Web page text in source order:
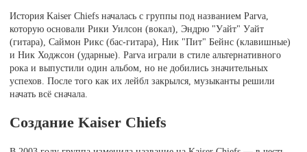
История Kaiser Chiefs началась с группы под названием Parva,
которую основали Рики Уилсон (вокал), Эндрю "Уайт" Уайт
(гитара), Саймон Рикс (бас-гитара), Ник "Пит" Бейнс (клавишные)
и Ник Ходжсон (ударные). Parva играли в стиле альтернативного
рока и выпустили один альбом, но не добились значительных
успехов. После того как их лейбл закрылся, музыканты решили
начать всё сначала.
Создание Kaiser Chiefs